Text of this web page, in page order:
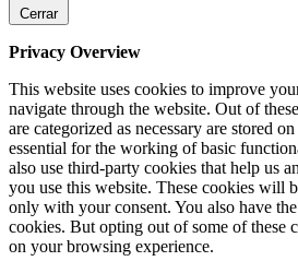
Cerrar
Privacy Overview
This website uses cookies to improve
navigate through the website. Out of
are categorized as necessary are stored
essential for the working of basic
also use third-party cookies that help us
you use this website. These cookies will
only with your consent. You also have
cookies. But opting out of some of these
on your browsing experience.